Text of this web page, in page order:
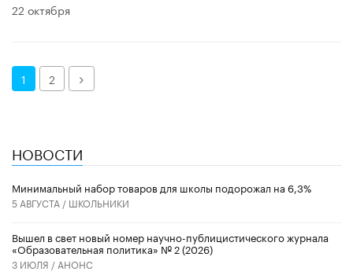
22 октября
1 2 Далее
НОВОСТИ
Минимальный набор товаров для школы подорожал на 6,3%
5 АВГУСТА / ШКОЛЬНИКИ
Вышел в свет новый номер научно-публицистического журнала
«Образовательная политика» № 2 (2026)
3 ИЮЛЯ / АНОНС